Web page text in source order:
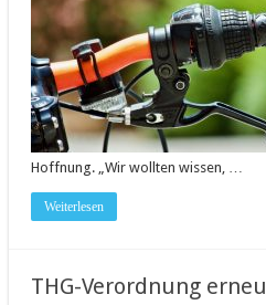
Hoffnung. „Wir wollten wissen, …
Weiterlesen
THG-Verordnung